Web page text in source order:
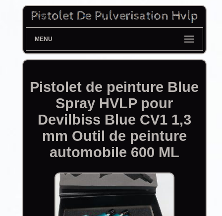
MENU
Pistolet de peinture Blue
Spray HVLP pour
Devilbiss Blue CV1 1,3
mm Outil de peinture
automobile 600 ML